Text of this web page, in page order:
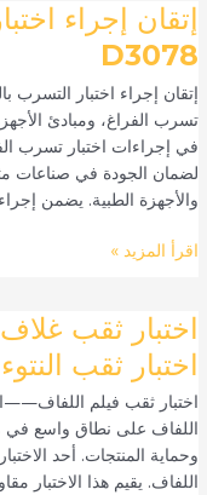
D3078
في إجراءات اختبار تسرب
لضمان الجودة في صناعات
والأجهزة الطبية. يضمن
إتقان
إجراء
اختبار
تسرب
الفراغ
–
ASTM
D3078
اقرأ المزيد »
اختبار ثقب النتوء
اللفاف على نطاق واسع في
وحماية المنتجات. أحد
اللفاف. يقيم هذا الاختبار
اختبار
ثقب
غلاف
الغلاف
ASTM
D5748
اختبار